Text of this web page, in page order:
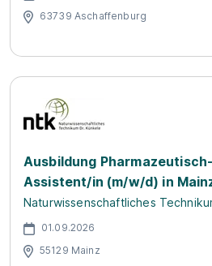
63739 Aschaffenburg
Ausbildung
Assistent/in (m/w/d) in
Naturwissenschaftliches
01.09.2026
55129 Mainz